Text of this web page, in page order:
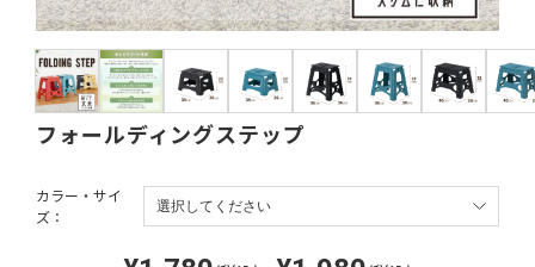
フォールディングステップ
カラー・サイ
ズ：